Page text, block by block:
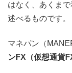
はなく、あくま
述べるものです。
マネパン（
ンFX（仮想通貨